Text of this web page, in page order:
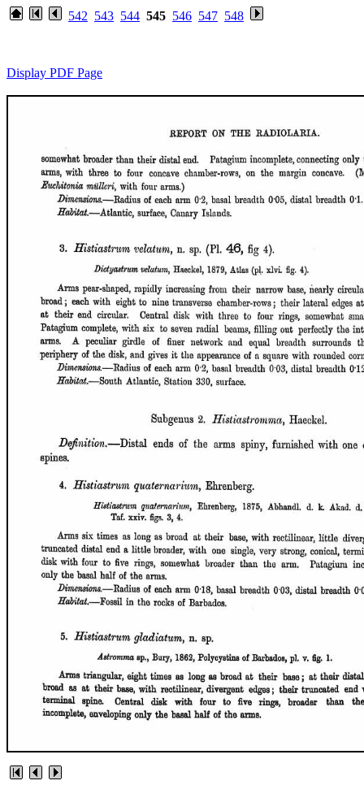
542 543 544 545 546 547 548
Display PDF Page